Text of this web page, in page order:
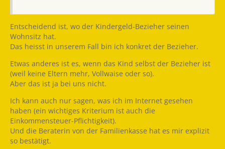
Entscheidend ist, wo der Kindergeld-Bezieher seinen
Wohnsitz hat.
Das heisst in unserem Fall bin ich konkret der Bezieher.
Etwas anderes ist es, wenn das Kind selbst der Bezieher ist
(weil keine Eltern mehr, Vollwaise oder so).
Aber das ist ja bei uns nicht.
Ich kann auch nur sagen, was ich im Internet gesehen
haben (ein wichtiges Kriterium ist auch die
Einkommensteuer-Pflichtigkeit).
Und die Beraterin von der Familienkasse hat es mir explizit
so bestätigt.